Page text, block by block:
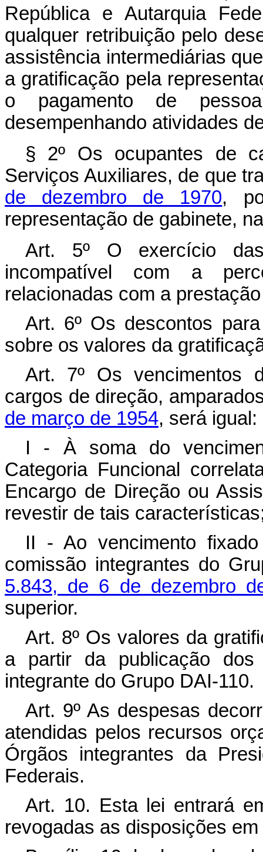
República e Autarquia
qualquer retribuição pelo
assistência intermediárias
a gratificação pela
o pagamento de
desempenhando atividades
§ 2º Os ocupantes de
Serviços Auxiliares, de que
de dezembro de 1970,
representação de gabinete,
Art. 5º O exercício
incompatível com a
relacionadas com a
Art. 6º Os descontos
sobre os valores da
Art. 7º Os vencimentos
cargos de direção,
de março de 1954, será igual:
I - À soma do
Categoria Funcional
Encargo de Direção ou
revestir de tais
II - Ao vencimento
comissão integrantes do
5.843, de 6 de dezembro
superior.
Art. 8º Os valores da
a partir da publicação
integrante do Grupo DAI-110.
Art. 9º As despesas
atendidas pelos recursos
Órgãos integrantes da
Federais.
Art. 10. Esta lei entrará
revogadas as disposições